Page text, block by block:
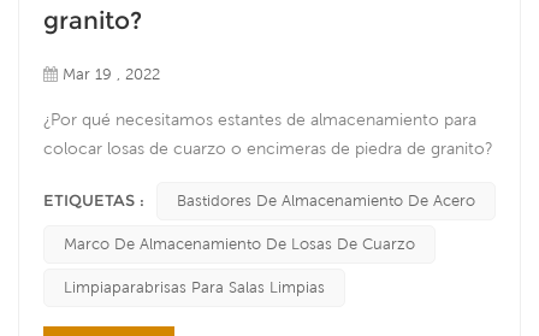
granito?
Mar 19 , 2022
¿Por qué necesitamos estantes de almacenamiento para
colocar losas de cuarzo o encimeras de piedra de granito?
fabricante de encimeras de granito,, el almacenamiento de
losas de piedra de gran tamaño es difícil, porque el
costosos. en los detalles, a pesar de la naturaleza duradera
ETIQUETAS : Bastidores De Almacenamiento De Acero
Marco De Almacenamiento De Losas De Cuarzo
Limpiaparabrisas Para Salas Limpias